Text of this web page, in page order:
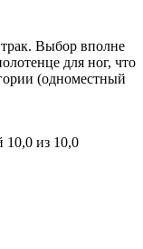
Выбор вполне
для ног, что
(одноместный
10,0 из 10,0